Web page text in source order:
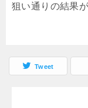
狙い通りの結果
Tweet